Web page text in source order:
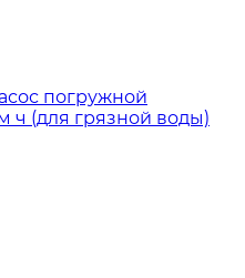
погружной
ч (для грязной воды)